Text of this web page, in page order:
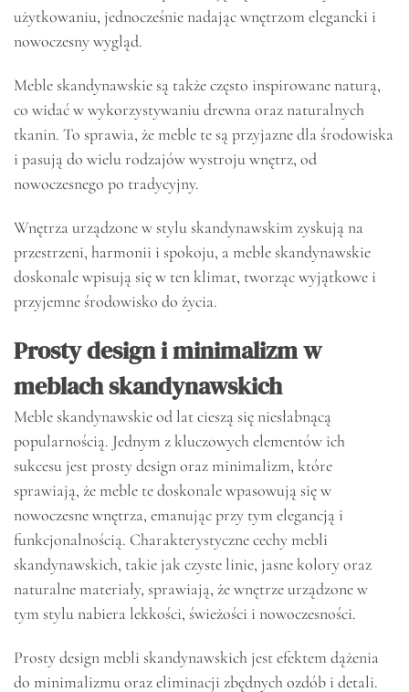
użytkowaniu, jednocześnie nadając wnętrzom elegancki i
nowoczesny wygląd.
Meble skandynawskie są także często inspirowane naturą,
co widać w wykorzystywaniu drewna oraz naturalnych
tkanin. To sprawia, że meble te są przyjazne dla środowiska
i pasują do wielu rodzajów wystroju wnętrz, od
nowoczesnego po tradycyjny.
Wnętrza urządzone w stylu skandynawskim zyskują na
przestrzeni, harmonii i spokoju, a meble skandynawskie
doskonale wpisują się w ten klimat, tworząc wyjątkowe i
przyjemne środowisko do życia.
Prosty design i minimalizm w
meblach skandynawskich
Meble skandynawskie od lat cieszą się niesłabnącą
popularnością. Jednym z kluczowych elementów ich
sukcesu jest prosty design oraz minimalizm, które
sprawiają, że meble te doskonale wpasowują się w
nowoczesne wnętrza, emanując przy tym elegancją i
funkcjonalnością. Charakterystyczne cechy mebli
skandynawskich, takie jak czyste linie, jasne kolory oraz
naturalne materiały, sprawiają, że wnętrze urządzone w
tym stylu nabiera lekkości, świeżości i nowoczesności.
Prosty design mebli skandynawskich jest efektem dążenia
do minimalizmu oraz eliminacji zbędnych ozdób i detali.